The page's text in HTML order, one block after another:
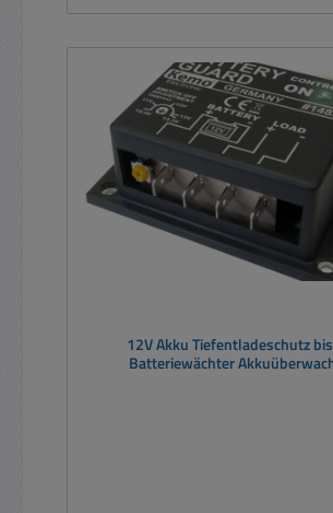
12V Akku Tiefentladeschutz
Batteriewächter